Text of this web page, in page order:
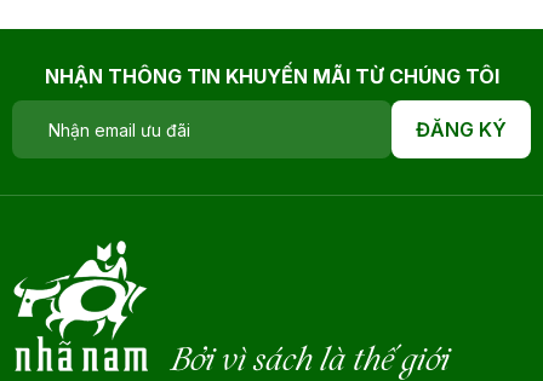
NHẬN THÔNG TIN KHUYẾN MÃI TỪ CHÚNG TÔI
ĐĂNG KÝ
Bởi vì sách là thế giới